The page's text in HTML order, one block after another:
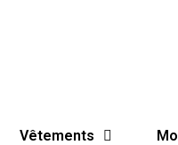
Vêtements